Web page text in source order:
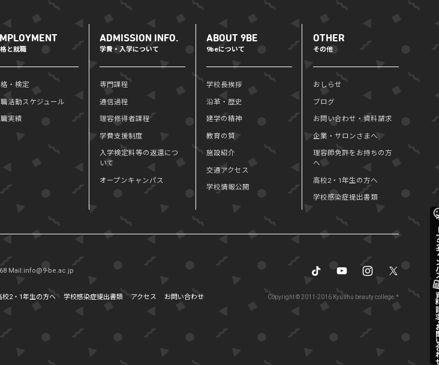
と就職
・検定
活動スケジュール
実績
ADMISSION INFO.
学費・入学について
専門課程
通信過程
理容修得者課程
学費支援制度
入学検定料等の返還につ
いて
オープンキャンパス
ABOUT 9BE
9beについて
学校長挨拶
沿革・歴史
建学の精神
教育の質
施設紹介
交通アクセス
学校情報公開
OTHER
その他
おしらせ
ブログ
お問い合わせ・資料請求
企業・サロンさまへ
理容師免許をお持ちの方
へ
高校2・1年生の方へ
学校感染症提出書類
Mail:info@9-be.ac.jp
校2・1年生の方へ 学校感染症提出書類 アクセス お問い合わせ Copyright © 2011-2016 Kyushu beauty college.*
オー
資料請